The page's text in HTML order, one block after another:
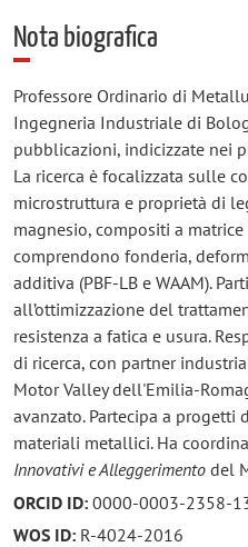
Nota biografica
Professore Ordinario di
Ingegneria Industriale di
pubblicazioni, indicizzate nei
La ricerca è focalizzata sulle
microstruttura e proprietà di
magnesio, compositi a
comprendono fonderia,
additiva (PBF-LB e WAAM).
all’ottimizzazione del
resistenza a fatica e usura.
di ricerca, con partner
Motor Valley dell'Emilia-
avanzato. Partecipa a progetti
materiali metallici. Ha
Innovativi e Alleggerimento del
ORCID ID:0000-0003-2358-
WOS ID:R-4024-2016